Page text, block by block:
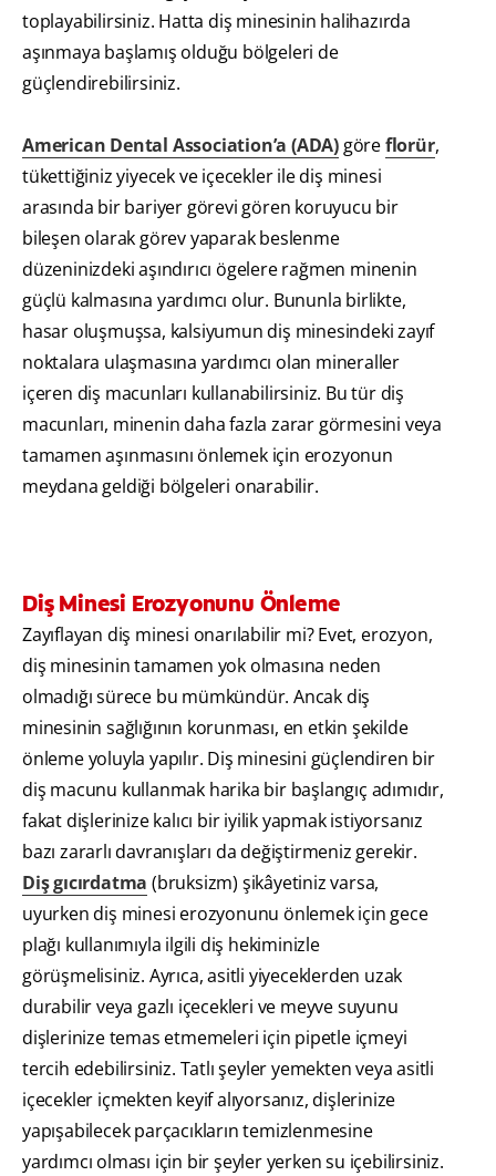
toplayabilirsiniz. Hatta diş minesinin halihazırda
aşınmaya başlamış olduğu bölgeleri de
güçlendirebilirsiniz.
American Dental Association’a (ADA) göreflorür,
tükettiğiniz yiyecek ve içecekler ile diş minesi
arasında bir bariyer görevi gören koruyucu bir
bileşen olarak görev yaparak beslenme
düzeninizdeki aşındırıcı ögelere rağmen minenin
güçlü kalmasına yardımcı olur. Bununla birlikte,
hasar oluşmuşsa, kalsiyumun diş minesindeki zayıf
noktalara ulaşmasına yardımcı olan mineraller
içeren diş macunları kullanabilirsiniz. Bu tür diş
macunları, minenin daha fazla zarar görmesini veya
tamamen aşınmasını önlemek için erozyonun
meydana geldiği bölgeleri onarabilir.
Diş Minesi Erozyonunu Önleme
Zayıflayan diş minesi onarılabilir mi? Evet, erozyon,
diş minesinin tamamen yok olmasına neden
olmadığı sürece bu mümkündür. Ancak diş
minesinin sağlığının korunması, en etkin şekilde
önleme yoluyla yapılır. Diş minesini güçlendiren bir
diş macunu kullanmak harika bir başlangıç adımıdır,
fakat dişlerinize kalıcı bir iyilik yapmak istiyorsanız
bazı zararlı davranışları da değiştirmeniz gerekir.
Diş gıcırdatma (bruksizm) şikâyetiniz varsa,
uyurken diş minesi erozyonunu önlemek için gece
plağı kullanımıyla ilgili diş hekiminizle
görüşmelisiniz. Ayrıca, asitli yiyeceklerden uzak
durabilir veya gazlı içecekleri ve meyve suyunu
dişlerinize temas etmemeleri için pipetle içmeyi
tercih edebilirsiniz. Tatlı şeyler yemekten veya asitli
içecekler içmekten keyif alıyorsanız, dişlerinize
yapışabilecek parçacıkların temizlenmesine
yardımcı olması için bir şeyler yerken su içebilirsiniz.